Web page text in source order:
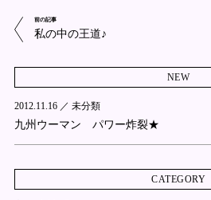
前の記事
私の中の王道♪
NEW
2012.11.16 ／ 未分類
九州ウーマン パワー炸裂★
CATEGORY